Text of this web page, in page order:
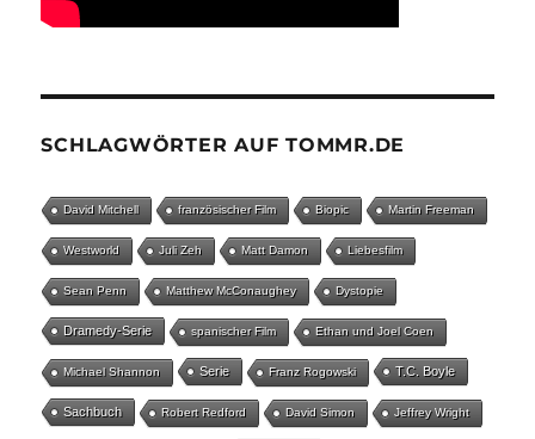
SCHLAGWÖRTER AUF TOMMR.DE
David Mitchell französischer Film Biopic Martin Freeman
Westworld Juli Zeh Matt Damon Liebesfilm
Sean Penn Matthew McConaughey Dystopie
Dramedy-Serie spanischer Film Ethan und Joel Coen
Michael Shannon Serie Franz Rogowski T.C. Boyle
Sachbuch Robert Redford David Simon Jeffrey Wright